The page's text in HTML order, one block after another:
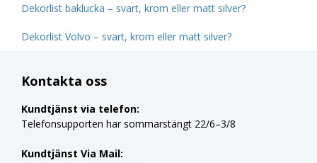
Dekorlist baklucka – svart, krom eller matt silver?
Dekorlist Volvo – svart, krom eller matt silver?
Kontakta oss
Kundtjänst via telefon:
Telefonsupporten har sommarstängt 22/6–3/8
Kundtjänst Via Mail: